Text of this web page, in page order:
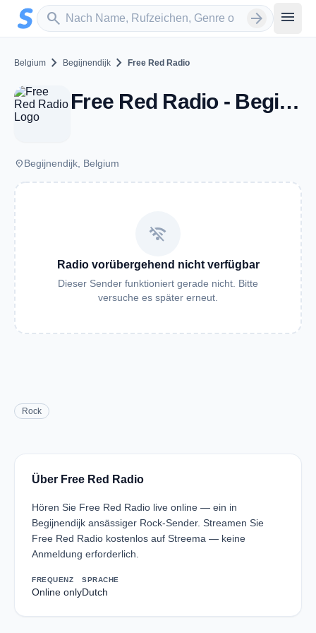
Zum Hauptinhalt springen
search
Sender suchen arrow_forward menu
Belgium chevron_right Begijnendijk chevron_right Free Red Radio
Free Red Radio - Begijnendijk
placeBegijnendijk, Belgium
wifi_off
Radio vorübergehend nicht verfügbar
Dieser Sender funktioniert gerade nicht. Bitte
versuche es später erneut.
Rock
Über Free Red Radio
Hören Sie Free Red Radio live online — ein in
Begijnendijk ansässiger Rock-Sender. Streamen Sie
Free Red Radio kostenlos auf Streema — keine
Anmeldung erforderlich.
FREQUENZ
Online only
SPRACHE
Dutch